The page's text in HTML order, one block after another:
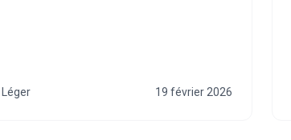
Léger 19 février 2026